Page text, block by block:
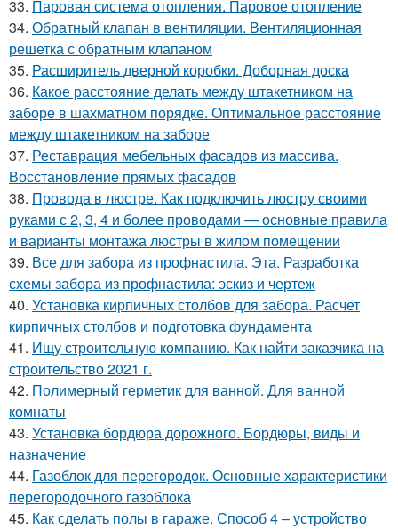
33. Паровая система отопления. Паровое отопление
34. Обратный клапан в вентиляции. Вентиляционная
решетка с обратным клапаном
35. Расширитель дверной коробки. Доборная доска
36. Какое расстояние делать между штакетником на
заборе в шахматном порядке. Оптимальное расстояние
между штакетником на заборе
37. Реставрация мебельных фасадов из массива.
Восстановление прямых фасадов
38. Провода в люстре. Как подключить люстру своими
руками с 2, 3, 4 и более проводами — основные правила
и варианты монтажа люстры в жилом помещении
39. Все для забора из профнастила. Эта. Разработка
схемы забора из профнастила: эскиз и чертеж
40. Установка кирпичных столбов для забора. Расчет
кирпичных столбов и подготовка фундамента
41. Ищу строительную компанию. Как найти заказчика на
строительство 2021 г.
42. Полимерный герметик для ванной. Для ванной
комнаты
43. Установка бордюра дорожного. Бордюры, виды и
назначение
44. Газоблок для перегородок. Основные характеристики
перегородочного газоблока
45. Как сделать полы в гараже. Способ 4 – устройство